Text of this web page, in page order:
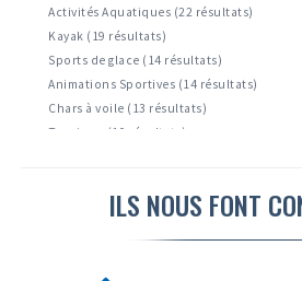
Activités Aquatiques (22 résultats)
Kayak (19 résultats)
Sports de glace (14 résultats)
Animations Sportives (14 résultats)
Chars à voile (13 résultats)
Tourisme (10 résultats)
ILS NOUS FONT